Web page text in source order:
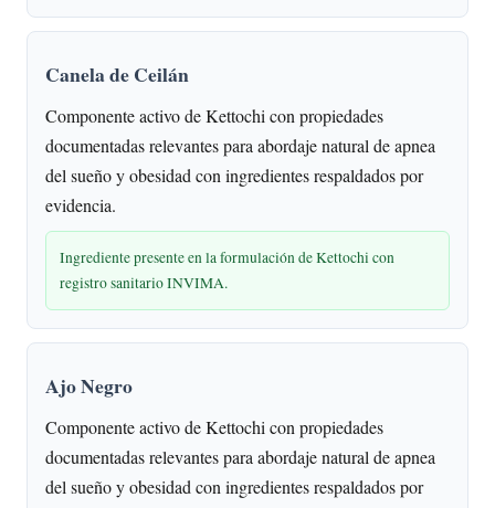
Canela de Ceilán
Componente activo de Kettochi con propiedades
documentadas relevantes para abordaje natural de apnea
del sueño y obesidad con ingredientes respaldados por
evidencia.
Ingrediente presente en la formulación de Kettochi con
registro sanitario INVIMA.
Ajo Negro
Componente activo de Kettochi con propiedades
documentadas relevantes para abordaje natural de apnea
del sueño y obesidad con ingredientes respaldados por